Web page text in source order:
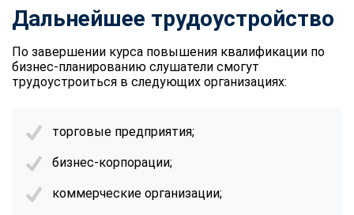
Дальнейшее трудоустройство
По завершении курса повышения квалификации по
бизнес-планированию слушатели смогут
трудоустроиться в следующих организациях:
торговые предприятия;
бизнес-корпорации;
коммерческие организации;